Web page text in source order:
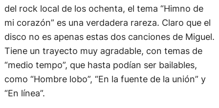
del rock local de los ochenta, el tema “Himno de
mi corazón” es una verdadera rareza. Claro que el
disco no es apenas estas dos canciones de Miguel.
Tiene un trayecto muy agradable, con temas de
“medio tempo”, que hasta podían ser bailables,
como “Hombre lobo”, “En la fuente de la unión” y
“En línea”.